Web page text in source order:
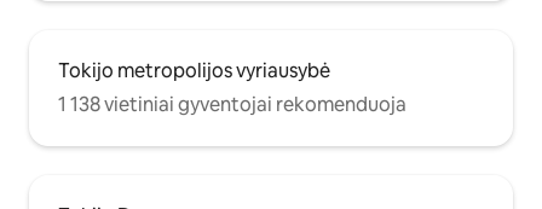
Tokijo metropolijos vyriausybė
1 138 vietiniai gyventojai rekomenduoja